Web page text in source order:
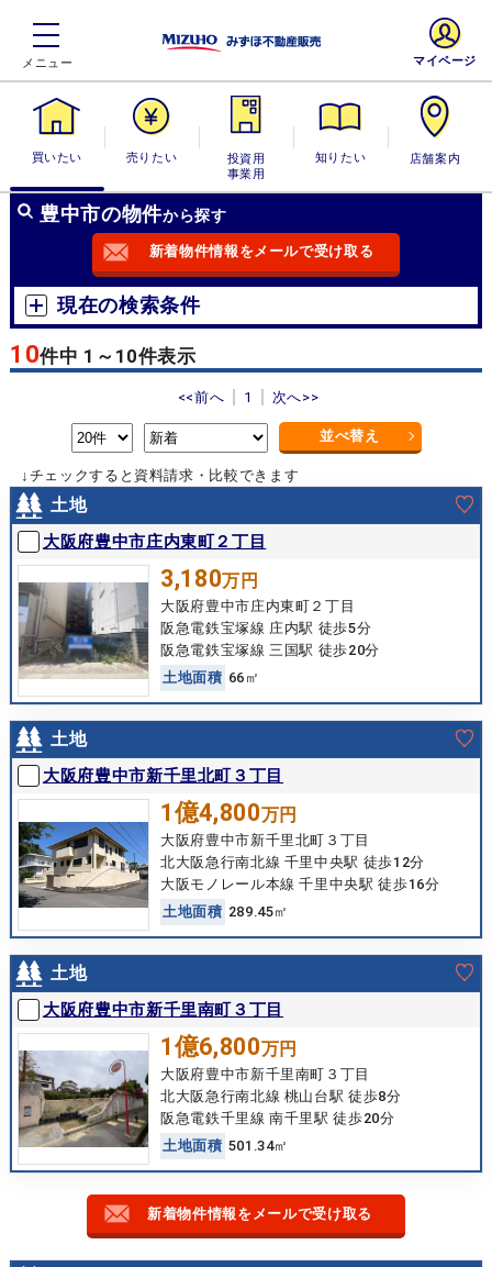
買いたい 売りたい
投資用・事業
用
知りたい 店舗案内
マイページ
豊中市の物件から探す
新着物件情報をメールで受け取る
現在の検索条件
10件中 1～10件表示
<<前へ 1 次へ>>
並べ替え
↓チェックすると資料請求・比較できます
土地
大阪府豊中市庄内東町２丁目
3,180万円
大阪府豊中市庄内東町２丁目
阪急電鉄宝塚線 庄内駅 徒歩5分
阪急電鉄宝塚線 三国駅 徒歩20分
土地面積 66㎡
土地
大阪府豊中市新千里北町３丁目
1億4,800万円
大阪府豊中市新千里北町３丁目
北大阪急行南北線 千里中央駅 徒歩12分
大阪モノレール本線 千里中央駅 徒歩16分
土地面積 289.45㎡
土地
大阪府豊中市新千里南町３丁目
1億6,800万円
大阪府豊中市新千里南町３丁目
北大阪急行南北線 桃山台駅 徒歩8分
阪急電鉄千里線 南千里駅 徒歩20分
土地面積 501.34㎡
新着物件情報をメールで受け取る